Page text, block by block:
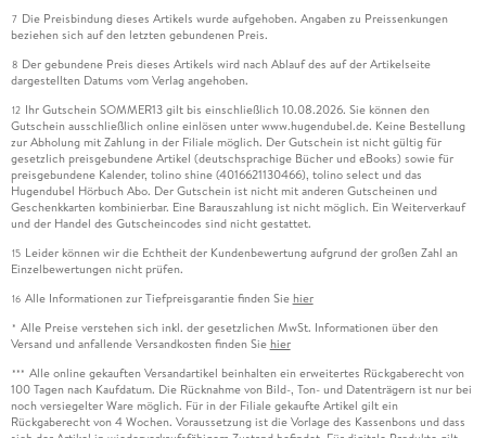
7 Die Preisbindung dieses Artikels wurde aufgehoben. Angaben zu Preissenkungen
beziehen sich auf den letzten gebundenen Preis.
8 Der gebundene Preis dieses Artikels wird nach Ablauf des auf der Artikelseite
dargestellten Datums vom Verlag angehoben.
12 Ihr Gutschein SOMMER13 gilt bis einschließlich 10.08.2026. Sie können den
Gutschein ausschließlich online einlösen unter www.hugendubel.de. Keine Bestellung
zur Abholung mit Zahlung in der Filiale möglich. Der Gutschein ist nicht gültig für
gesetzlich preisgebundene Artikel (deutschsprachige Bücher und eBooks) sowie für
preisgebundene Kalender, tolino shine (4016621130466), tolino select und das
Hugendubel Hörbuch Abo. Der Gutschein ist nicht mit anderen Gutscheinen und
Geschenkkarten kombinierbar. Eine Barauszahlung ist nicht möglich. Ein Weiterverkauf
und der Handel des Gutscheincodes sind nicht gestattet.
15 Leider können wir die Echtheit der Kundenbewertung aufgrund der großen Zahl an
Einzelbewertungen nicht prüfen.
16 Alle Informationen zur Tiefpreisgarantie finden Sie hier
* Alle Preise verstehen sich inkl. der gesetzlichen MwSt. Informationen über den
Versand und anfallende Versandkosten finden Sie hier
*** Alle online gekauften Versandartikel beinhalten ein erweitertes Rückgaberecht von
100 Tagen nach Kaufdatum. Die Rücknahme von Bild-, Ton- und Datenträgern ist nur bei
noch versiegelter Ware möglich. Für in der Filiale gekaufte Artikel gilt ein
Rückgaberecht von 4 Wochen. Voraussetzung ist die Vorlage des Kassenbons und dass